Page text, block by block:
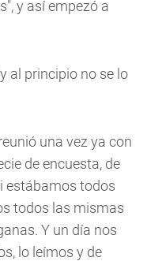
y así empezó a
al principio no se lo
una vez ya con
de encuesta, de
estábamos todos
todos las mismas
Y un día nos
lo leímos y de